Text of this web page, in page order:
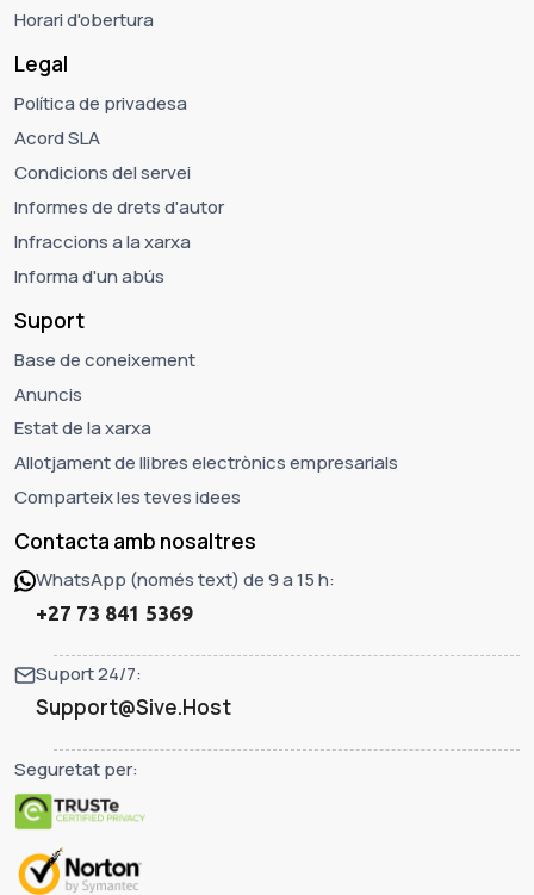
Horari d'obertura
Legal
Política de privadesa
Acord SLA
Condicions del servei
Informes de drets d'autor
Infraccions a la xarxa
Informa d'un abús
Suport
Base de coneixement
Anuncis
Estat de la xarxa
Allotjament de llibres electrònics empresarials
Comparteix les teves idees
Contacta amb nosaltres
WhatsApp (només text) de 9 a 15 h:
+27 73 841 5369
Suport 24/7:
Support@Sive.Host
Seguretat per: